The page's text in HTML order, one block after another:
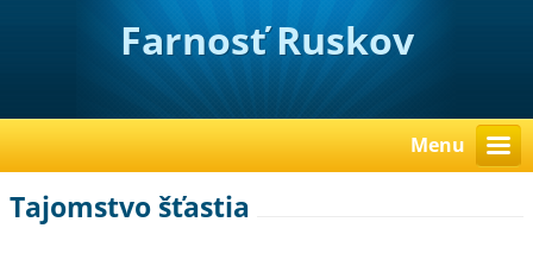
Farnosť Ruskov
Menu
Tajomstvo šťastia